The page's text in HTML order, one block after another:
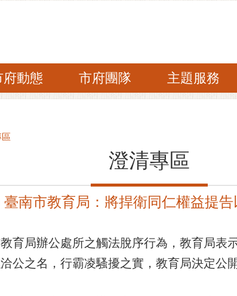
府動態 市府團隊 主題服務
澄清專區
南市教育局：將捍衛同仁權益提
育局辦公處所之觸法脫序行為，教育局表
公之名，行霸凌騷擾之實，教育局決定公